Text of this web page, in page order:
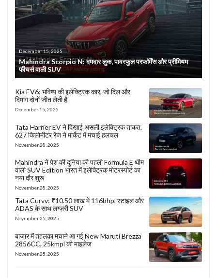
December 15, 2025
Mahindra Scorpio N: दमदार लुक, पावरफुल परफॉर्मेंस और प्रीमियम
फीचर्स वाली SUV
Kia EV6: भविष्य की इलेक्ट्रिक कार, जो दिल और
दिमाग दोनों जीत लेती है
December 15, 2025
Tata Harrier EV ने दिखाई असली इलेक्ट्रिक ताकत,
627 किलोमीटर रेंज ने मार्केट में मचाई हलचल
November 28, 2025
Mahindra ने पेश की दुनिया की पहली Formula E थीम
वाली SUV Edition भारत में इलेक्ट्रिक मोटरस्पोर्ट का
नया दौर शुरू
November 28, 2025
Tata Curvv: ₹10.50 लाख में 116bhp, स्टाइल और
ADAS के साथ लग्ज़री SUV
November 25, 2025
बाजार में तहलका मचाने आ गई New Maruti Brezza
2856CC, 25kmpl की माइलेज
November 25, 2025